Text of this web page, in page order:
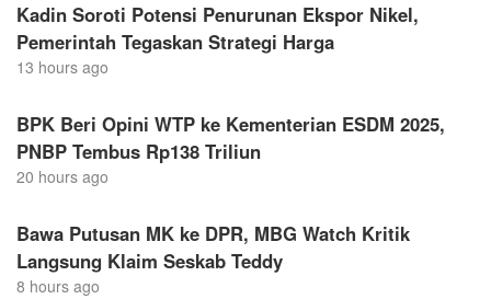
Kadin Soroti Potensi Penurunan Ekspor Nikel,
Pemerintah Tegaskan Strategi Harga
13 hours ago
BPK Beri Opini WTP ke Kementerian ESDM 2025,
PNBP Tembus Rp138 Triliun
20 hours ago
Bawa Putusan MK ke DPR, MBG Watch Kritik
Langsung Klaim Seskab Teddy
8 hours ago